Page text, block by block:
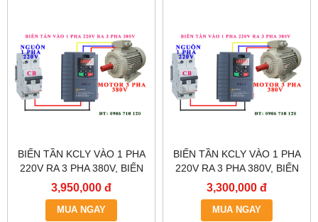
BIẾN TẦN KCLY VÀO 1 PHA
220V RA 3 PHA 380V, BIẾN
TẦN KCLY KOC600-
2R2GT3-B
3,950,000 đ
MUA NGAY
BIẾN TẦN KCLY VÀO 1 PHA
220V RA 3 PHA 380V, BIẾN
TẦN KCLY KOC600-
1R5GT3-B
3,300,000 đ
MUA NGAY